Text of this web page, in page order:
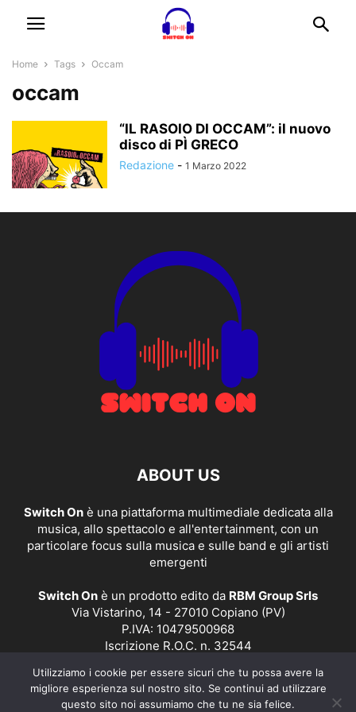
Home Tags Occam
occam
“IL RASOIO DI OCCAM”: il nuovo
disco di PÌ GRECO
Redazione - 1 Marzo 2022
ABOUT US
Switch Onè una piattaforma multimediale dedicata alla
musica, allo spettacolo e all'entertainment, con un
particolare focus sulla musica e sulle band e gli artisti
emergenti
Switch On è un prodotto edito da RBM Group Srls
Via Vistarino, 14 - 27010 Copiano (PV)
P.IVA: 10479500968
Iscrizione R.O.C. n. 32544
Contact us: redazione@switchonmusic.it
Utilizziamo i cookie per essere sicuri che tu possa avere la
migliore esperienza sul nostro sito. Se continui ad utilizzare
questo sito noi assumiamo che tu ne sia felice.